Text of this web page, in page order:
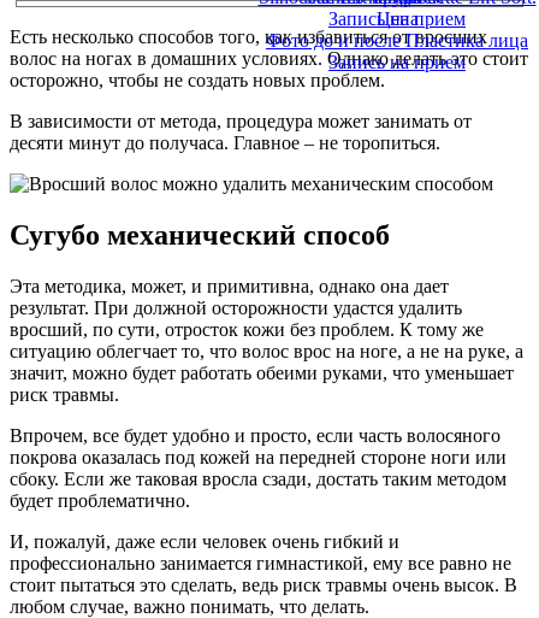
Цена
Фото до и после Пластика лица
Запись на прием
Запись на прием
Есть несколько способов того, как избавиться от вросших
волос на ногах в домашних условиях. Однако делать это стоит
осторожно, чтобы не создать новых проблем.
В зависимости от метода, процедура может занимать от
десяти минут до получаса. Главное – не торопиться.
Сугубо механический способ
Эта методика, может, и примитивна, однако она дает
результат. При должной осторожности удастся удалить
вросший, по сути, отросток кожи без проблем. К тому же
ситуацию облегчает то, что волос врос на ноге, а не на руке, а
значит, можно будет работать обеими руками, что уменьшает
риск травмы.
Впрочем, все будет удобно и просто, если часть волосяного
покрова оказалась под кожей на передней стороне ноги или
сбоку. Если же таковая вросла сзади, достать таким методом
будет проблематично.
И, пожалуй, даже если человек очень гибкий и
профессионально занимается гимнастикой, ему все равно не
стоит пытаться это сделать, ведь риск травмы очень высок. В
любом случае, важно понимать, что делать.